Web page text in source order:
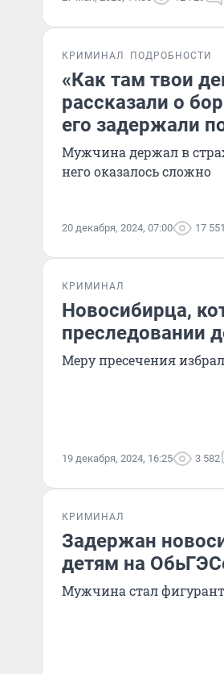
КРИМИНАЛ ПОДРОБНОСТИ
«Как там твои
рассказали о
его задержали
Мужчина держал в
него оказалось сложно
20 декабря, 2024, 07:00 17 551
КРИМИНАЛ
Новосибирца,
преследовании
Меру пресечения
19 декабря, 2024, 16:25 3 582
КРИМИНАЛ
Задержан
детям на
Мужчина стал